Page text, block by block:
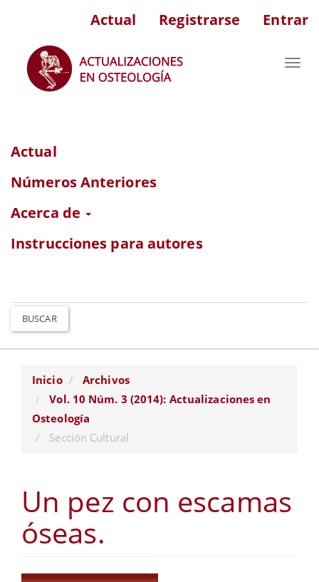
Contenido
principal
Barra
Actual Registrarse Entrar
Actual
Números Anteriores
Acerca de
Instrucciones para autores
BUSCAR
Inicio
Archivos
Vol. 10 Núm. 3 (2014): Actualizaciones en
Osteología
Sección Cultural
Un pez con escamas
óseas.